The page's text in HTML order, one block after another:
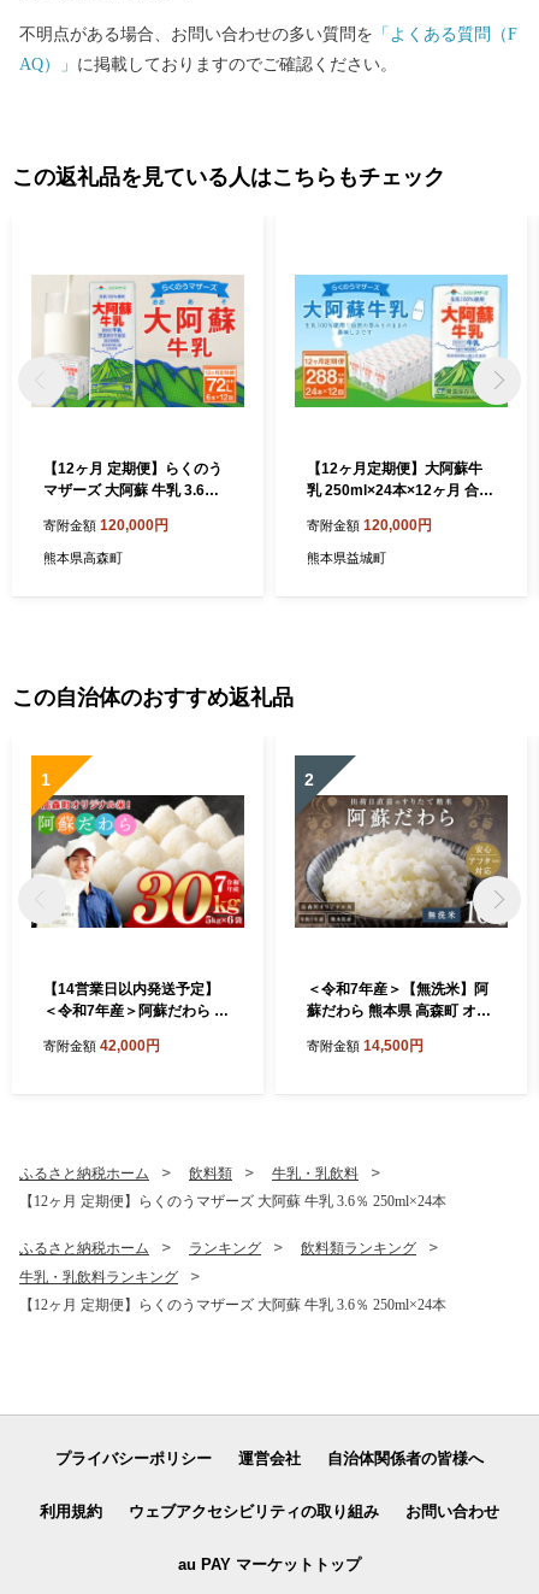
不明点がある場合、お問い合わせの多い質問を 「よくある質問（F
AQ）」 に掲載しておりますのでご確認ください。
この返礼品を見ている人はこちらもチェック
【12ヶ月 定期便】らくのう
マザーズ 大阿蘇 牛乳 3.6％ 1
寄附金額 120,000円
熊本県高森町
【12ヶ月定期便】大阿蘇牛
乳 250ml×24本×12ヶ月 合計
寄附金額 120,000円
熊本県益城町
この自治体のおすすめ返礼品
1
【14営業日以内発送予定】
＜令和7年産＞阿蘇だわら 熊
30kg（5kg×6袋）お米 精米
寄附金額 42,000円
2
＜令和7年産＞【無洗米】阿
蘇だわら 熊本県 高森町 オリ
袋）
寄附金額 14,500円
ふるさと納税ホーム 飲料類
牛乳・乳飲料
【12ヶ月 定期便】らくのうマザーズ 大阿蘇 牛乳 3.6％ 250ml×24本
ふるさと納税ホーム ランキング
飲料類ランキング
牛乳・乳飲料ランキング
【12ヶ月 定期便】らくのうマザーズ 大阿蘇 牛乳 3.6％ 250ml×24本
プライバシーポリシー 運営会社 自治体関係者の皆様へ
利用規約 ウェブアクセシビリティの取り組み お問い合わせ
au PAY マーケットトップ